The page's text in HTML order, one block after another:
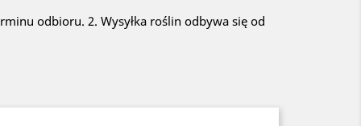
odbioru. 2. Wysyłka roślin odbywa się od